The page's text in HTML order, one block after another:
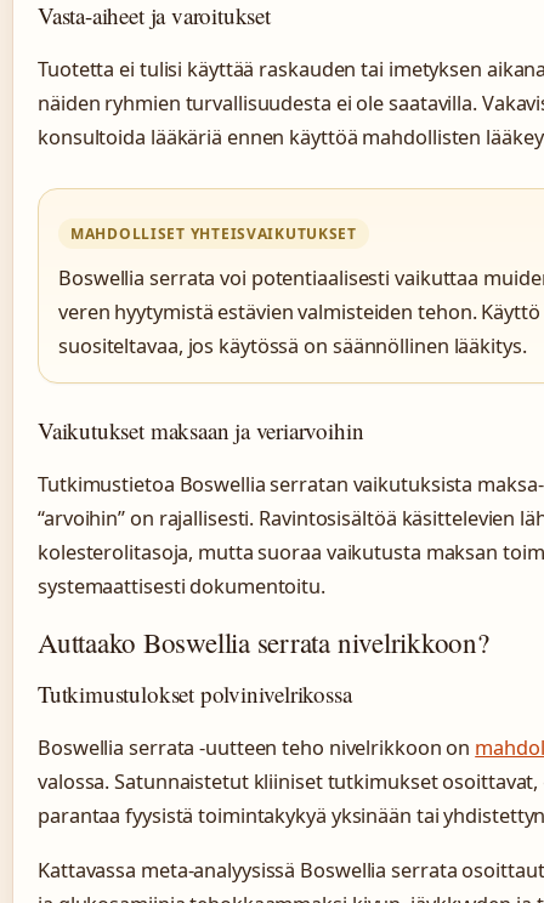
Vasta-aiheet ja varoitukset
Tuotetta ei tulisi käyttää raskauden tai imetyksen
näiden ryhmien turvallisuudesta ei ole saatavilla.
konsultoida lääkäriä ennen käyttöä mahdollisten
MAHDOLLISET YHTEISVAIKUTUKSET
Boswellia serrata voi potentiaalisesti vaikuttaa
veren hyytymistä estävien valmisteiden tehon.
suositeltavaa, jos käytössä on säännöllinen lääkitys.
Vaikutukset maksaan ja veriarvoihin
Tutkimustietoa Boswellia serratan vaikutuksista
“arvoihin” on rajallisesti. Ravintosisältöä käsittelevien
kolesterolitasoja, mutta suoraa vaikutusta maksan
systemaattisesti dokumentoitu.
Auttaako Boswellia serrata nivelrikkoon?
Tutkimustulokset polvinivelrikossa
Boswellia serrata -uutteen teho nivelrikkoon on
valossa. Satunnaistetut kliiniset tutkimukset osoittavat,
parantaa fyysistä toimintakykyä yksinään tai
Kattavassa meta-analyysissä Boswellia serrata